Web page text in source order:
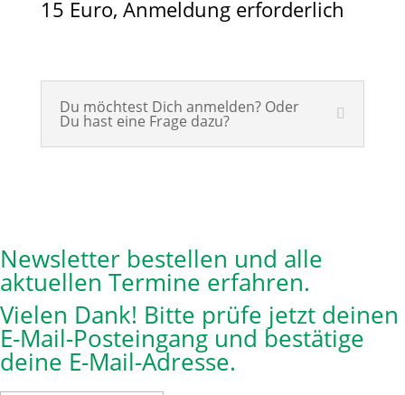
15 Euro, Anmeldung erforderlich
Du möchtest Dich anmelden? Oder
Du hast eine Frage dazu?
Newsletter bestellen und alle
aktuellen Termine erfahren.
Vielen Dank! Bitte prüfe jetzt deinen
E-Mail-Posteingang und bestätige
deine E-Mail-Adresse.